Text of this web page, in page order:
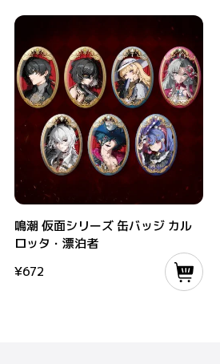
鳴潮 仮面シリーズ 缶バッジ カル
ロッタ・漂泊者
¥672